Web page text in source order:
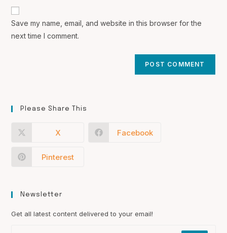
comment
website
Save my name, email, and website in this browser for the
next time I comment.
Please Share This
X Facebook
Pinterest
Newsletter
Get all latest content delivered to your email!